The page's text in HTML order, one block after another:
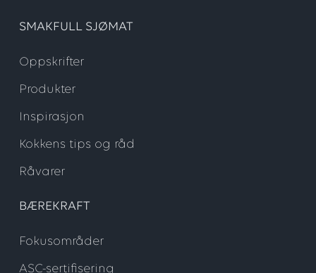
SMAKFULL SJØMAT
Oppskrifter
Produkter
Inspirasjon
Kokkens tips og råd
Råvarer
BÆREKRAFT
Fokusområder
ASC-sertifisering